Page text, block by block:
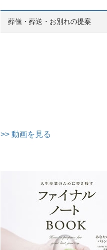
葬儀・葬送・お別れの提案
>> 動画を見る